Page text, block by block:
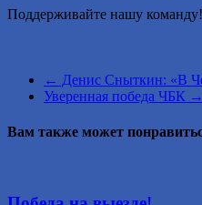
Поддерживайте нашу
← Денис Сныткин: «В
Уверенная победа ЧБК →
Вам также может